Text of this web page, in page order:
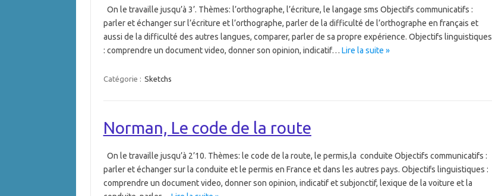
On le travaille jusqu’à 3’. Thèmes: l’orthographe, l’écriture, le langage sms Objectifs communicatifs :
parler et échanger sur l’écriture et l’orthographe, parler de la difficulté de l’orthographe en français et
aussi de la difficulté des autres langues, comparer, parler de sa propre expérience. Objectifs linguistiques
: comprendre un document video, donner son opinion, indicatif… Lire la suite »
Catégorie : Sketchs
Norman, Le code de la route
On le travaille jusqu’à 2’10. Thèmes: le code de la route, le permis,la conduite Objectifs communicatifs :
parler et échanger sur la conduite et le permis en France et dans les autres pays. Objectifs linguistiques :
comprendre un document video, donner son opinion, indicatif et subjonctif, lexique de la voiture et la